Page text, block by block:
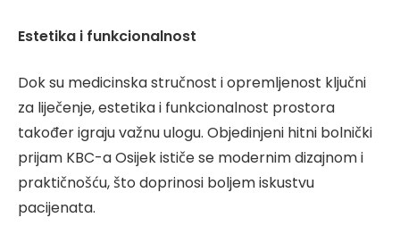
Estetika i funkcionalnost
Dok su medicinska stručnost i opremljenost ključni
za liječenje, estetika i funkcionalnost prostora
također igraju važnu ulogu. Objedinjeni hitni bolnički
prijam KBC-a Osijek ističe se modernim dizajnom i
praktičnošću, što doprinosi boljem iskustvu
pacijenata.